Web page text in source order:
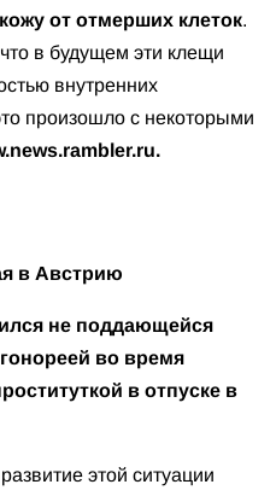
от отмерших клеток.
в будущем эти клещи
внутренних
произошло с некоторыми
в Австрию
не поддающейся
во время
в отпуске в
этой ситуации